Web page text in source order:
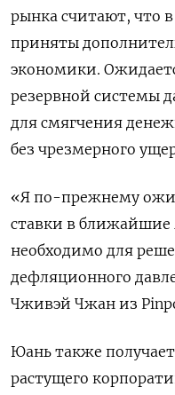
рынка считают, что
приняты
экономики.
резервной системы
для смягчения
без чрезмерного
«Я по-прежнему
ставки в ближайшие
необходимо для
дефляционного
Чживэй Чжан из
Юань также
растущего